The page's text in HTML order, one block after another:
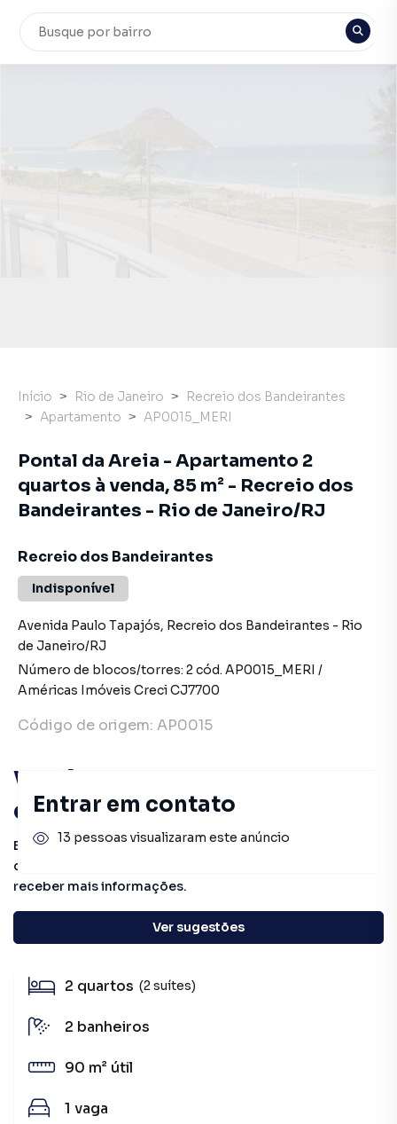
Você pode encontrar novas
oportunidades!
Este imóvel não está mais disponível, mas você pode
conferir outros em nosso site ou deixar seu contato para
receber mais informações.
Ver sugestões
Detalhes do imóvel
2 quartos (2 suítes)
2 banheiros
90 m² útil
1 vaga
Início Rio de Janeiro
Recreio dos Bandeirantes
Apartamento
AP0015_MERI
Pontal da Areia - Apartamento 2
quartos à venda, 85 m² - Recreio dos
Bandeirantes - Rio de Janeiro/RJ
Recreio dos Bandeirantes
Indisponível
Avenida Paulo Tapajós, Recreio dos Bandeirantes - Rio
de Janeiro/RJ
Número de blocos/torres: 2cód. AP0015_MERI /
Américas Imóveis CreciCJ7700
Código de origem: AP0015
Entrar em contato
13 pessoas visualizaram este anúncio